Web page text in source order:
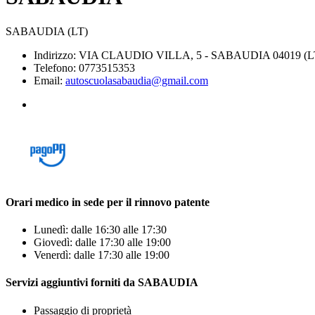
SABAUDIA (LT)
Indirizzo: VIA CLAUDIO VILLA, 5 - SABAUDIA 04019
Telefono: 0773515353
Email: autoscuolasabaudia@gmail.com
Orari medico in sede per il rinnovo patente
Lunedì: dalle 16:30 alle 17:30
Giovedì: dalle 17:30 alle 19:00
Venerdì: dalle 17:30 alle 19:00
Servizi aggiuntivi forniti da SABAUDIA
Passaggio di proprietà